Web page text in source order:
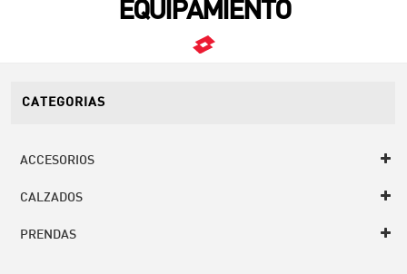
EQUIPAMIENTO
CATEGORIAS
ACCESORIOS
CALZADOS
PRENDAS